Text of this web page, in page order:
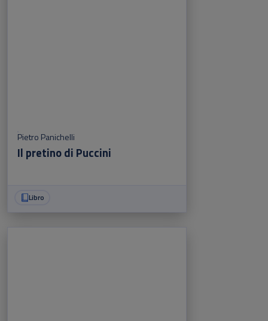
Pietro Panichelli
Il pretino di Puccini
Libro